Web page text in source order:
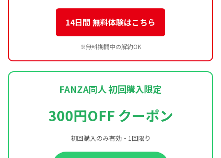
14日間 無料体験はこちら
※無料期間中の解約OK
FANZA同人 初回購入限定
300円OFF クーポン
初回購入のみ有効・1回限り